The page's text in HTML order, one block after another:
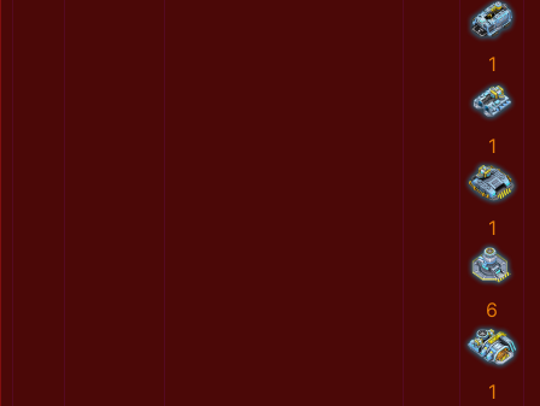
1
1
1
6
1